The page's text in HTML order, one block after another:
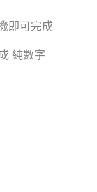
即可完成
純數字